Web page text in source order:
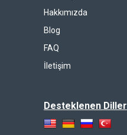
Hakkımızda
Blog
FAQ
İletişim
Desteklenen Diller